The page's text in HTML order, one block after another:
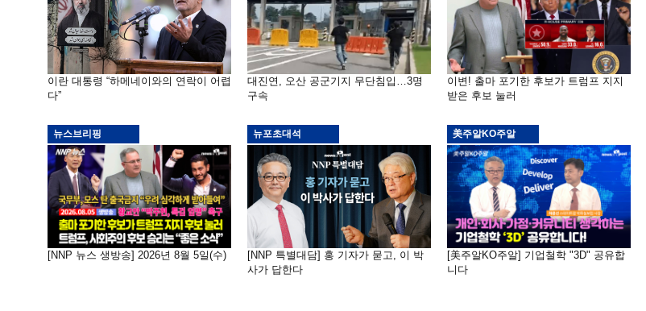
이란 대통령 “하메네이와의 연락이 어렵
다”
대진연, 오산 공군기지 무단침입…3명
구속
이변! 출마 포기한 후보가 트럼프 지지
받은 후보 눌러
뉴스브리핑
[NNP 뉴스 생방송] 2026년 8월 5일(수)
뉴포초대석
[NNP 특별대담] 홍 기자가 묻고, 이 박
사가 답한다
美주알KO주알
[美주알KO주알] 기업철학 "3D" 공유합
니다